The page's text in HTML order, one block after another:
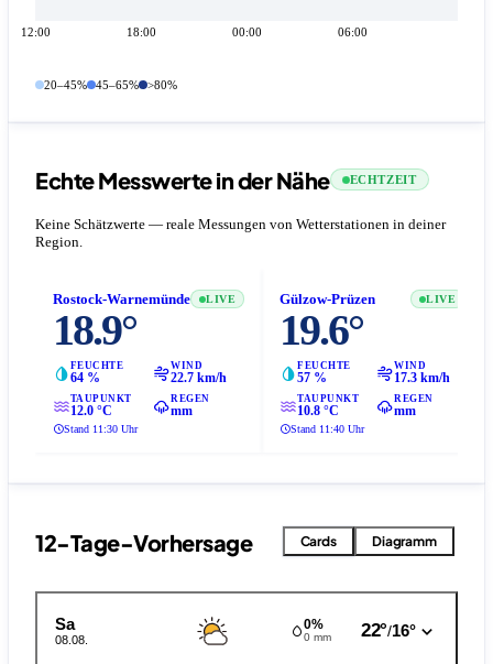
12:00 18:00 00:00 06:00
20–45% 45–65% >80%
Echte Messwerte in der Nähe ECHTZEIT
Keine Schätzwerte — reale Messungen von Wetterstationen in deiner
Region.
Rostock-Warnemünde LIVE
18.9°
FEUCHTE
64 %
WIND
22.7 km/h
TAUPUNKT
12.0 °C
REGEN
mm
Stand 11:30 Uhr
Gülzow-Prüzen LIVE
19.6°
FEUCHTE
57 %
WIND
17.3 km/h
TAUPUNKT
10.8 °C
REGEN
mm
Stand 11:40 Uhr
12-Tage-Vorhersage Cards Diagramm
Sa
08.08.
0%
0 mm 22°/16°